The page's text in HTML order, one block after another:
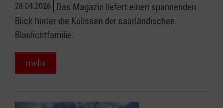
28.04.2026 Das Magazin liefert einen spannenden
Blick hinter die Kulissen der saarländischen
Blaulichtfamilie.
mehr